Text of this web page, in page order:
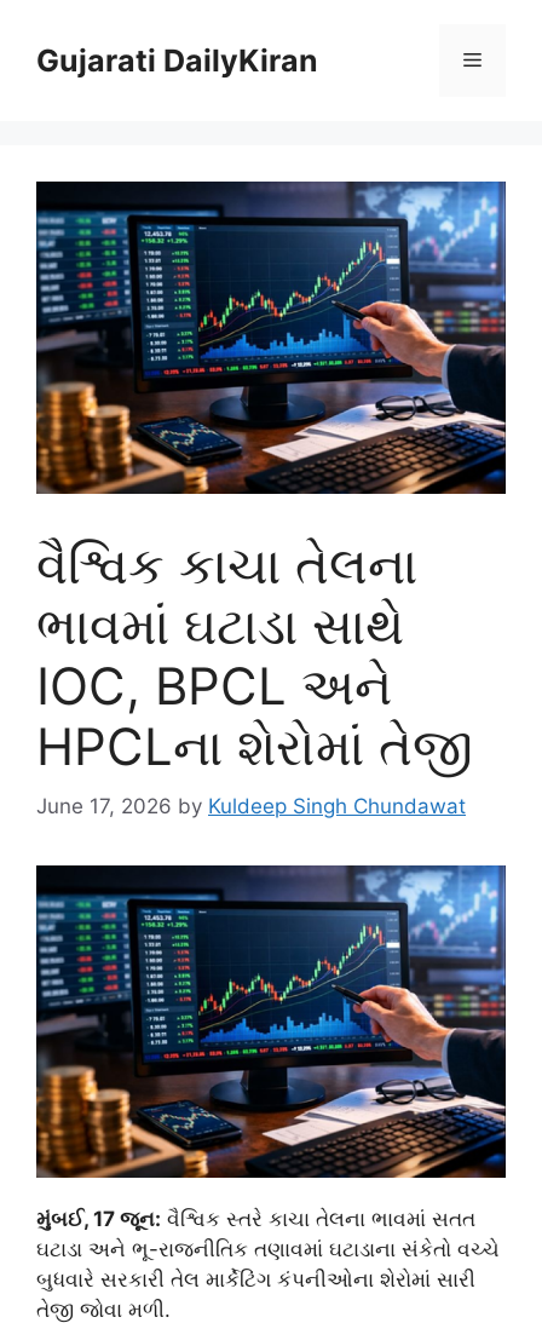
contentGujarati DailyKiran Menu
વૈશ્વિક કાચા તેલના
ભાવમાં ઘટાડા સાથે
IOC, BPCL અને
HPCLના શેરોમાં તેજી
June 17, 2026 by Kuldeep Singh Chundawat
મુંબઈ, 17 જૂન: વૈશ્વિક સ્તરે કાચા તેલના ભાવમાં સતત
ઘટાડા અને ભૂ-રાજનીતિક તણાવમાં ઘટાડાના સંકેતો વચ્ચે
બુધવારે સરકારી તેલ માર્કેટિંગ કંપનીઓના શેરોમાં સારી
તેજી જોવા મળી.